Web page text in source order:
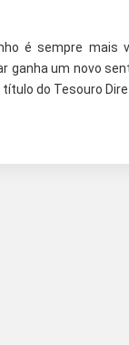
é sempre mais
ganha um novo
do Tesouro